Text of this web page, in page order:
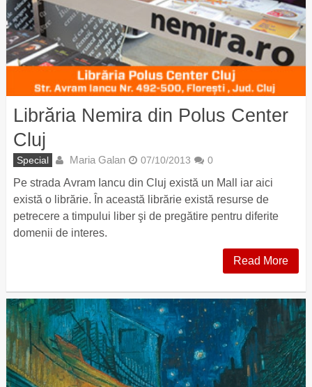
Librăria Nemira din Polus Center
Cluj
Special Maria Galan 07/10/2013 0
Pe strada Avram Iancu din Cluj există un Mall iar aici
există o librărie. În această librărie există resurse de
petrecere a timpului liber şi de pregătire pentru diferite
domenii de interes.
Read More